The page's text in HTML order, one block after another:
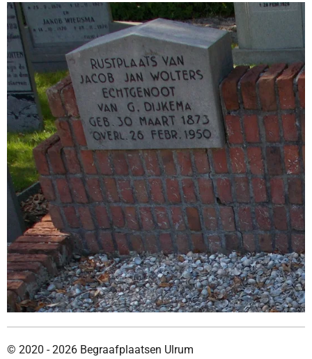
© 2020 - 2026 Begraafplaatsen Ulrum